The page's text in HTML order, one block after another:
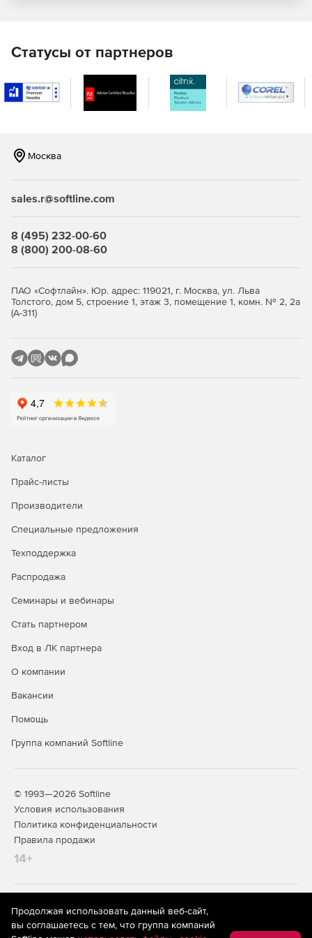
Добавлена поддержка элементов визуализации
Cryptomatte.
В материале V-Ray добавлена поддержка PBR-
Alembic. Рендеринг сцен прямо в облако одним
нажатием кнопки.
Статусы от партнеров
Москва
sales.r@softline.com
8 (495) 232-00-60
8 (800) 200-08-60
ПАО «Софтлайн». Юр. адрес: 119021, г. Москва, ул. Льва
Толстого, дом 5, строение 1, этаж 3, помещение 1, комн. № 2, 2а
(А-311)
Каталог
Прайс-листы
Производители
Специальные предложения
Техподдержка
Распродажа
Семинары и вебинары
Стать партнером
Вход в ЛК партнера
О компании
Вакансии
Помощь
Группа компаний Softline
© 1993—2026 Softline
Условия использования
Политика конфиденциальности
Правила продажи
14+
На информационном ресурсе store.softline.ru применяются
рекомендательные технологии
(информационные технологии
предоставления информации на основе сбора,
Продолжая использовать данный веб-сайт,
вы соглашаетесь с тем, что группа компаний